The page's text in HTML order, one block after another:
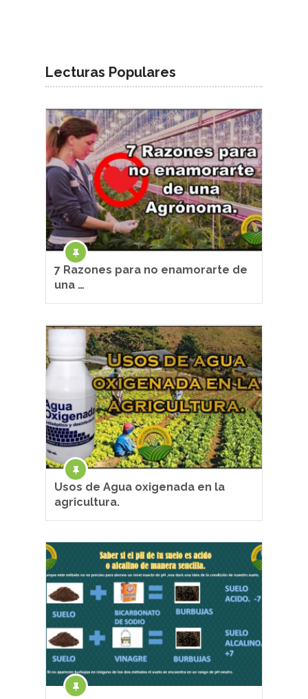
Lecturas Populares
7 Razones para no enamorarte de
una …
Usos de Agua oxigenada en la
agricultura.